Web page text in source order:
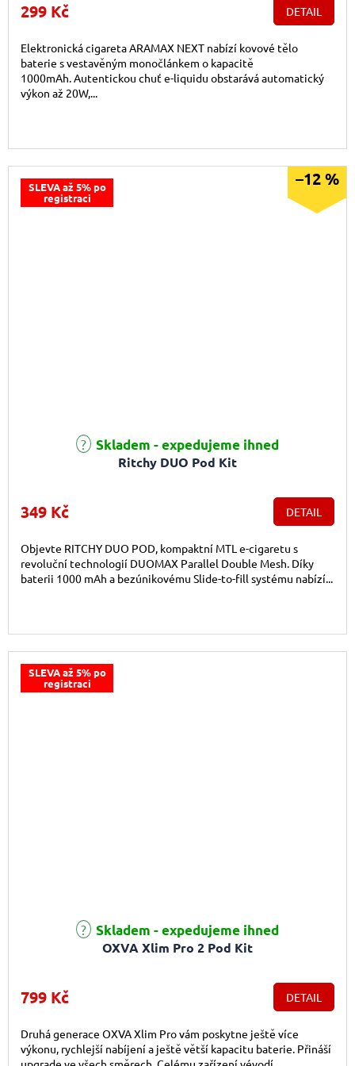
299 Kč DETAIL
Elektronická cigareta ARAMAX NEXT nabízí kovové tělo
baterie s vestavěným monočlánkem o kapacitě
1000mAh. Autentickou chuť e-liquidu obstarává automatický
výkon až 20W,...
SLEVA až 5% po
registraci
–12 %
Ritchy DUO Pod Kit
Průměrné hodnocení produktu je 5,0 z 5 hvězdiček.
Skladem - expedujeme ihned
349 Kč DETAIL
Objevte RITCHY DUO POD, kompaktní MTL e-cigaretu s
revoluční technologií DUOMAX Parallel Double Mesh. Díky
baterii 1000 mAh a bezúnikovému Slide-to-fill systému nabízí...
SLEVA až 5% po
registraci
OXVA Xlim Pro 2 Pod Kit
Průměrné hodnocení produktu je 5,0 z 5 hvězdiček.
Skladem - expedujeme ihned
799 Kč DETAIL
Druhá generace OXVA Xlim Pro vám poskytne ještě více
výkonu, rychlejší nabíjení a ještě větší kapacitu baterie. Přináší